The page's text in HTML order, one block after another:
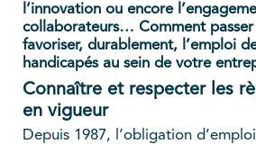
l’innovation ou encore
collaborateurs… Comment passer
favoriser, durablement, l’emploi
handicapés au sein de votre
Connaître et respecter les
en vigueur
Depuis 1987, l’obligation